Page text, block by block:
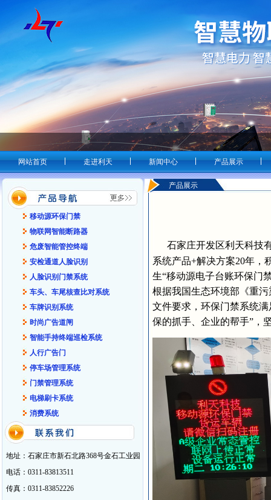
网站首页 走进利天 新闻中心 产品展示
移动源环保门禁
物联网智能断路器
危废智能管控终端
安检通道人脸识别
人脸识别门禁系统
车头、车尾核查比对系统
车牌识别系统
时尚广告道闸
智能手持终端巡检系统
人行广告门
停车场管理系统
门禁管理系统
电梯刷卡系统
消费系统
地址：石家庄市新石北路368号金石工业园
电话：0311-83813511
传真：0311-83852226
产品展示
石家庄开发区利天科技
系统产品+解决方案20年，
生“移动源电子台账环保门
根据我国生态环境部《重
文件要求，环保门禁系统
保的抓手、企业的帮手”，